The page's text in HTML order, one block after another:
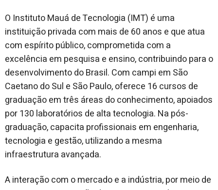
O Instituto Mauá de Tecnologia (IMT) é uma
instituição privada com mais de 60 anos e que atua
com espírito público, comprometida com a
excelência em pesquisa e ensino, contribuindo para o
desenvolvimento do Brasil. Com campi em São
Caetano do Sul e São Paulo, oferece 16 cursos de
graduação em três áreas do conhecimento, apoiados
por 130 laboratórios de alta tecnologia. Na pós-
graduação, capacita profissionais em engenharia,
tecnologia e gestão, utilizando a mesma
infraestrutura avançada.
A interação com o mercado e a indústria, por meio de